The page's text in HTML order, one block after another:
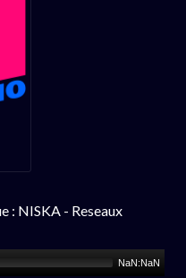
: NISKA - Reseaux
NaN:NaN